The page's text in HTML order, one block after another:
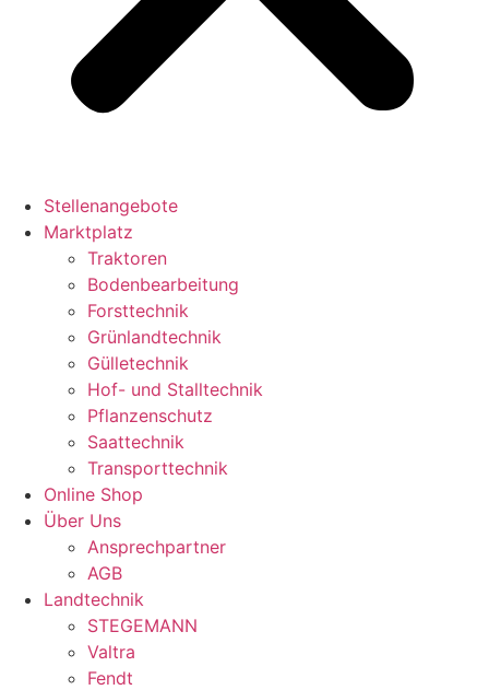
Stellenangebote
Marktplatz
Traktoren
Bodenbearbeitung
Forsttechnik
Grünlandtechnik
Gülletechnik
Hof- und Stalltechnik
Pflanzenschutz
Saattechnik
Transporttechnik
Online Shop
Über Uns
Ansprechpartner
AGB
Landtechnik
STEGEMANN
Valtra
Fendt